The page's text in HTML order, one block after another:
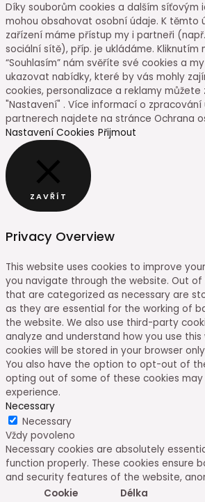
Díky souborům cookies a dalším síťovým
mohou obsahovat osobní údaje. K těmto
zařízení máme přístup my i partneři
sociální sítě), příp. je ukládáme. Kliknutím
“Souhlasím” nám svěříte své cookies a
ukazovat nabídky, které by vás mohly
cookies, personalizace a reklamy
"Nastavení" . Více informací o zpracování
partnerech najdete na stránce Ochrana
Nastavení Cookies Přijmout
ZAVŘÍT
Privacy Overview
This website uses cookies to improve
you navigate through the website. Out of
that are categorized as necessary are
as they are essential for the working of
the website. We also use third-party
analyze and understand how you use this
cookies will be stored in your browser
You also have the option to opt-out of
opting out of some of these cookies
experience.
Necessary
Necessary
Vždy povoleno
Necessary cookies are absolutely
function properly. These cookies ensure
and security features of the website,
Cookie
Délka